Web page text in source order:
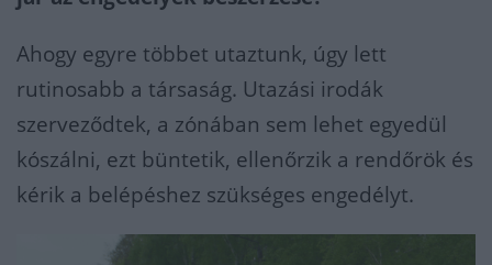
Ahogy egyre többet utaztunk, úgy lett
rutinosabb a társaság. Utazási irodák
szerveződtek, a zónában sem lehet egyedül
kószálni, ezt büntetik, ellenőrzik a rendőrök és
kérik a belépéshez szükséges engedélyt.